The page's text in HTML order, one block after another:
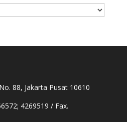
88, Jakarta Pusat 10610
4269519 / Fax.